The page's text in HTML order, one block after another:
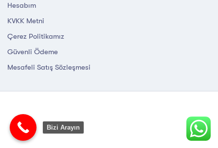
Hesabım
KVKK Metni
Çerez Politikamız
Güvenli Ödeme
Mesafeli Satış Sözleşmesi
Bizi Arayın